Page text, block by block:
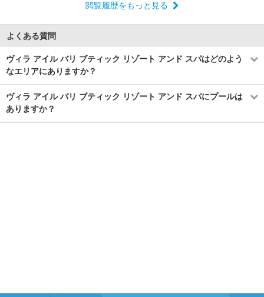
閲覧履歴をもっと見る
よくある質問
ヴィラ アイル バリ ブティック リゾート アンド スパはどのよう
なエリアにありますか？
ヴィラ アイル バリ ブティック リゾート アンド スパにプールは
ありますか？